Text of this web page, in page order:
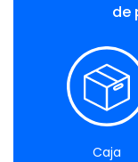
de
Caja